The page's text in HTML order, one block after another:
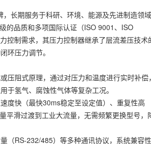
期服务于科研、环境、能源及先进制造领域
的品质和多项国际认证（ISO 9001、ISO
控制需求，其压力控制器继承了层流差压技术
环压力调节。
阻式原理，通过对压力和温度进行实时补偿，
于氢气、腐蚀性气体等复杂工况。
快（最快30ms稳定至设定值）、重复性高
平滑过渡到工业大流量，无需频繁更换型号，
RS-232/485）等多种通讯协议，系统兼容性